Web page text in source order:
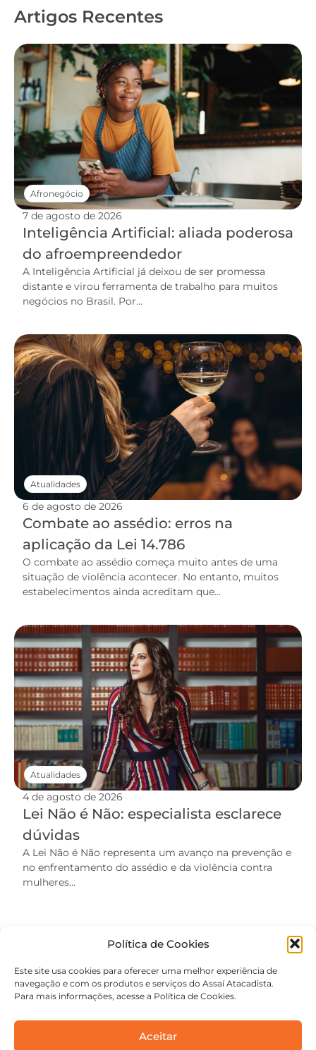
Política de Cookies
Este site usa cookies para oferecer uma melhor experiência de
navegação e com os produtos e serviços do Assaí Atacadista.
Para mais informações, acesse a Política de Cookies.
Aceitar
Artigos Recentes
7 de agosto de 2026
Inteligência Artificial: aliada poderosa
do afroempreendedor
A Inteligência Artificial já deixou de ser promessa
distante e virou ferramenta de trabalho para muitos
negócios no Brasil. Por...
Afronegócio
6 de agosto de 2026
Combate ao assédio: erros na
aplicação da Lei 14.786
O combate ao assédio começa muito antes de uma
situação de violência acontecer. No entanto, muitos
estabelecimentos ainda acreditam que...
Atualidades
4 de agosto de 2026
Lei Não é Não: especialista esclarece
dúvidas
A Lei Não é Não representa um avanço na prevenção e
no enfrentamento do assédio e da violência contra
mulheres...
Atualidades